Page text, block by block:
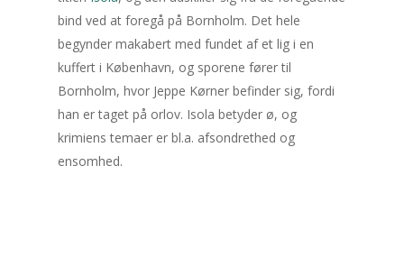
bind ved at foregå på Bornholm. Det hele
begynder makabert med fundet af et lig i en
kuffert i København, og sporene fører til
Bornholm, hvor Jeppe Kørner befinder sig, fordi
han er taget på orlov. Isola betyder ø, og
krimiens temaer er bl.a. afsondrethed og
ensomhed.
træffer du et trygt valg om
hårtransplantation
Læselyst på landet: Når gode
maskiner frigør tid til bøger
Min koncertbog med